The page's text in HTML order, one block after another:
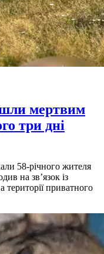
мертвим
три дні
58-річного жителя
на зв’язок із
приватного